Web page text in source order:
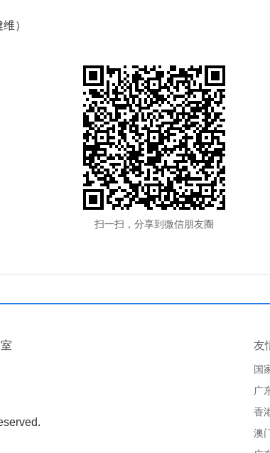
）
扫一扫，分享到微信朋友圈
友
国
广
香
澳